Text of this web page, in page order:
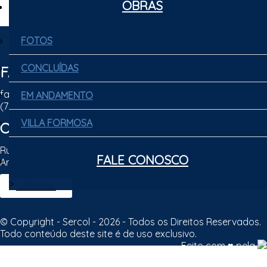
OBRAS
FOTOS
CONCLUÍDAS
EM ANDAMENTO
VILLA FORMOSA
FALE CONOSCO
OBRAS
FOTOS
CONCLUÍDAS
EM ANDAMENTO
VILLA FORMOSA
FALE CONOSCO
>
FALE CONOSCO
faleconosco@sercol.net
(79) 3301-5555
ONDE ESTAMOS
Rua Sônia Alves Lopes, 2772 - Coroa do Meio
Aracaju - SE | CEP: 49035-740
© Copyright - Sercol - 2026 - Todos os Direitos Reservados.
Todo conteúdo deste site é de uso exclusivo.
Feito com ♥ pela